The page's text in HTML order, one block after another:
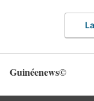
Guinéenews©